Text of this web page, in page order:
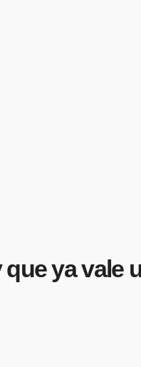
ya vale